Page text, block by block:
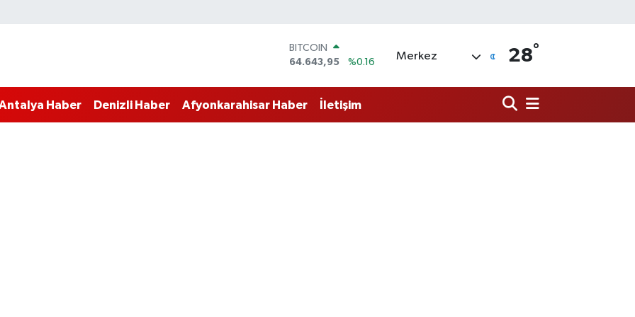
DOLAR
47,6006
%0.06
55,0250
STERLİN
64,2398
%0.2
Merkez 28°
Haber Denizli Haber Afyonkarahisar Haber İletişim